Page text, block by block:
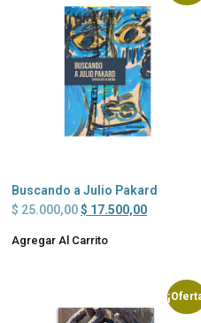
Buscando a Julio Pakard
$ 25.000,00$ 17.500,00
Agregar Al Carrito